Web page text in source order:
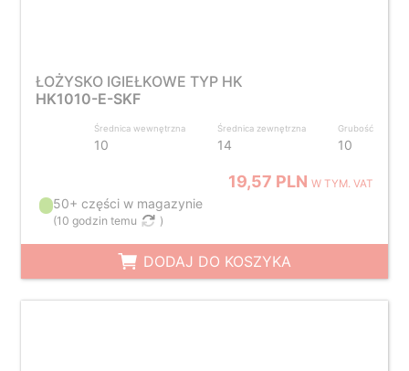
ŁOŻYSKO IGIEŁKOWE TYP HK
HK1010-E-SKF
Średnica wewnętrzna
10
Średnica zewnętrzna
14
Grubość
10
19,57 PLNW TYM. VAT
50+ części w magazynie
(10 godzin temu )
DODAJ DO KOSZYKA